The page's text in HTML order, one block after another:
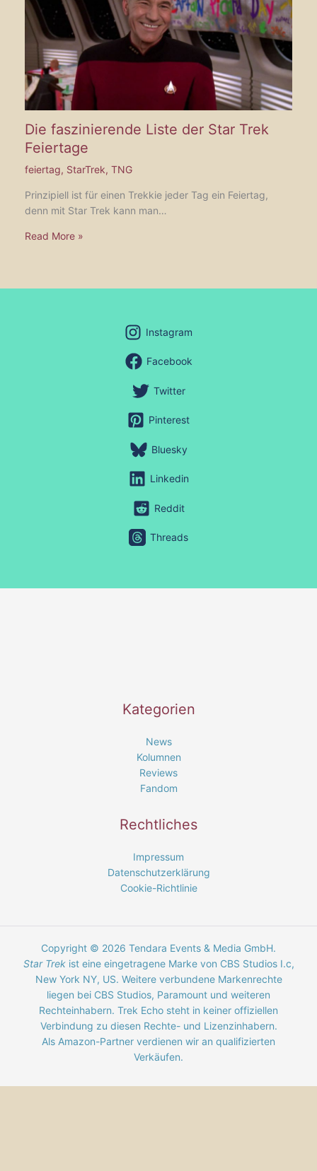
Die faszinierende Liste der Star Trek
Feiertage
feiertag, StarTrek, TNG
Prinzipiell ist für einen Trekkie jeder Tag ein Feiertag,
denn mit Star Trek kann man…
Read More »
Instagram
Facebook
Twitter
Pinterest
Bluesky
Linkedin
Reddit
Threads
Kategorien
News
Kolumnen
Reviews
Fandom
Rechtliches
Impressum
Datenschutzerklärung
Cookie-Richtlinie
Copyright © 2026 Tendara Events & Media GmbH.
Star Trekist eine eingetragene Marke von CBS Studios I.c,
New York NY, US. Weitere verbundene Markenrechte
liegen bei CBS Studios, Paramount und weiteren
Rechteinhabern. Trek Echo steht in keiner offiziellen
Verbindung zu diesen Rechte- und Lizenzinhabern.
Als Amazon-Partner verdienen wir an qualifizierten
Verkäufen.